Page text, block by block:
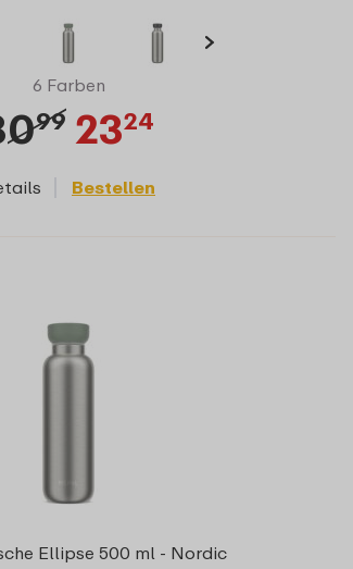
6 Farben
99 2324
Bestellen
Ellipse 500 ml - Nordic